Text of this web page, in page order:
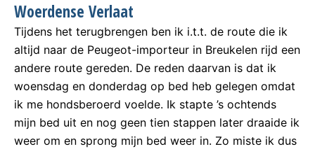
Woerdense Verlaat
Tijdens het terugbrengen ben ik i.t.t. de route die ik
altijd naar de Peugeot-importeur in Breukelen rijd een
andere route gereden. De reden daarvan is dat ik
woensdag en donderdag op bed heb gelegen omdat
ik me hondsberoerd voelde. Ik stapte ’s ochtends
mijn bed uit en nog geen tien stappen later draaide ik
weer om en sprong mijn bed weer in. Zo miste ik dus